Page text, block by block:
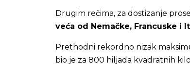
Drugim rečima, za dostizanje
veća od Nemačke, Francuske i
Prethodni rekordno nizak
bio je za 800 hiljada kvadratnih